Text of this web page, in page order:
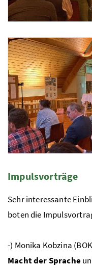
Foto 5: Barbara Aschauer
Impulsvorträge
Sehr interessante
boten die
-) Monika Kobzina (
Macht der Sprache